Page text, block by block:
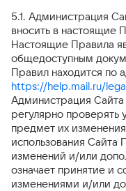
5.1. Администрация
вносить в настоящие
Настоящие Правила
общедоступным
Правил находится по
https://help.mail.ru/
Администрация
регулярно проверять
предмет их
использования Сайта
изменений и/или
означает принятие и
изменениями и/или